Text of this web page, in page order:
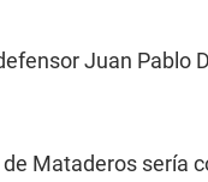
Juan Pablo
Mataderos sería